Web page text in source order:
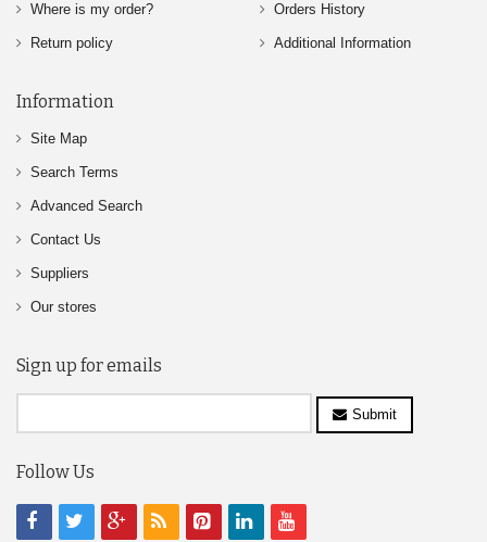
Where is my order?
Return policy
Orders History
Additional Information
Information
Site Map
Search Terms
Advanced Search
Contact Us
Suppliers
Our stores
Sign up for emails
Submit
Follow Us